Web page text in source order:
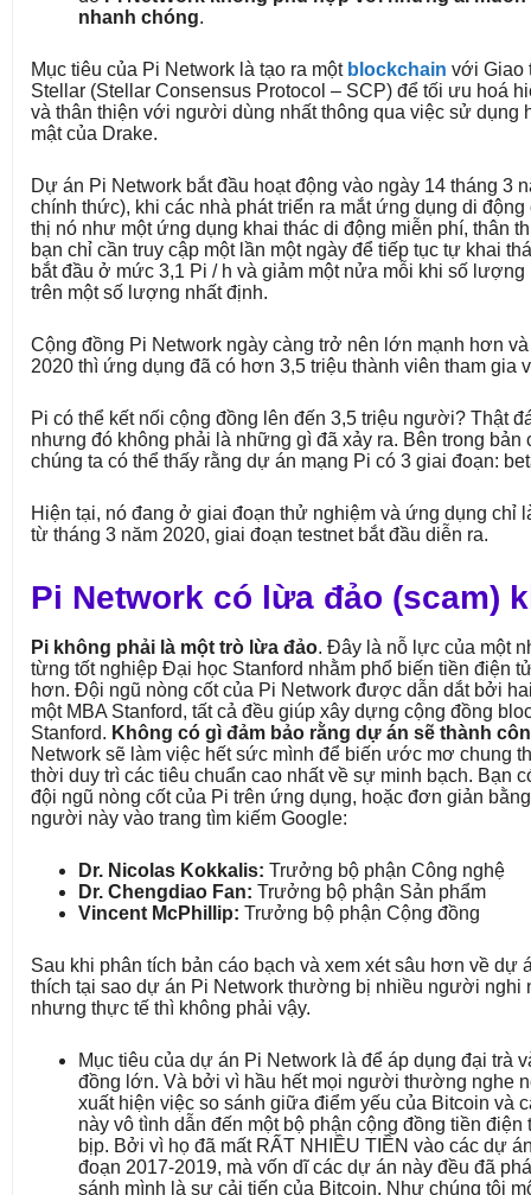
nhanh chóng.
Mục tiêu của Pi Network là tạo ra một blockchain với Giao
Stellar (Stellar Consensus Protocol – SCP) để tối ưu hoá
và thân thiện với người dùng nhất thông qua việc sử dụng
mật của Drake.
Dự án Pi Network bắt đầu hoạt động vào ngày 14 tháng 3
chính thức), khi các nhà phát triển ra mắt ứng dụng di
thị nó như một ứng dụng khai thác di động miễn phí, thân
bạn chỉ cần truy cập một lần một ngày để tiếp tục tự khai
bắt đầu ở mức 3,1 Pi / h và giảm một nửa mỗi khi số
trên một số lượng nhất định.
Cộng đồng Pi Network ngày càng trở nên lớn mạnh hơn
2020 thì ứng dụng đã có hơn 3,5 triệu thành viên tham gia
Pi có thể kết nối cộng đồng lên đến 3,5 triệu người? Thật
nhưng đó không phải là những gì đã xảy ra. Bên trong bản
chúng ta có thể thấy rằng dự án mạng Pi có 3 giai đoạn:
Hiện tại, nó đang ở giai đoạn thử nghiệm và ứng dụng chỉ
từ tháng 3 năm 2020, giai đoạn testnet bắt đầu diễn ra.
Pi Network có lừa đảo (scam)
Pi không phải là một trò lừa đảo. Đây là nỗ lực của một
từng tốt nghiệp Đại học Stanford nhằm phổ biến tiền điện
hơn. Đội ngũ nòng cốt của Pi Network được dẫn dắt bởi
một MBA Stanford, tất cả đều giúp xây dựng cộng đồng
Stanford. Không có gì đảm bảo rằng dự án sẽ thành
Network sẽ làm việc hết sức mình để biến ước mơ chung
thời duy trì các tiêu chuẩn cao nhất về sự minh bạch. Bạn
đội ngũ nòng cốt của Pi trên ứng dụng, hoặc đơn giản
người này vào trang tìm kiếm Google:
Dr. Nicolas Kokkalis: Trưởng bộ phận Công nghệ
Dr. Chengdiao Fan: Trưởng bộ phận Sản phẩm
Vincent McPhillip: Trưởng bộ phận Cộng đồng
Sau khi phân tích bản cáo bạch và xem xét sâu hơn về dự
thích tại sao dự án Pi Network thường bị nhiều người nghi
nhưng thực tế thì không phải vậy.
Mục tiêu của dự án Pi Network là để áp dụng đại trà
đồng lớn. Và bởi vì hầu hết mọi người thường nghe
xuất hiện việc so sánh giữa điểm yếu của Bitcoin và
này vô tình dẫn đến một bộ phận cộng đồng tiền
bịp. Bởi vì họ đã mất RẤT NHIỀU TIỀN vào các dự
đoạn 2017-2019, mà vốn dĩ các dự án này đều đã
sánh mình là sự cải tiến của Bitcoin. Như chúng tôi